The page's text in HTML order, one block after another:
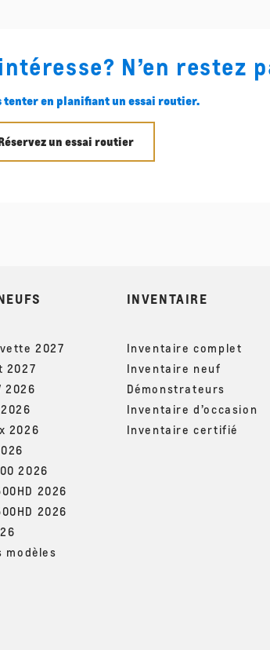
N’en restez
tenter en planifiant un essai routier.
un essai routier
2027
2027
2026
2026
2026
2026
2026
modèles
INVENTAIRE
Inventaire complet
Inventaire neuf
Démonstrateurs
Inventaire d’occasion
Inventaire certifié